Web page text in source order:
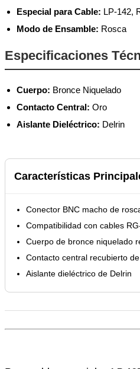
Especial para Cable: LP-142,
Modo de Ensamble: Rosca
Especificaciones
Cuerpo: Bronce Niquelado
Contacto Central: Oro
Aislante Dieléctrico: Delrin
Características
Conector BNC macho de
Compatibilidad con cables
Cuerpo de bronce niquelado
Contacto central recubierto
Aislante dieléctrico de Delrin